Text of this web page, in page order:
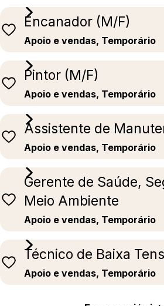
Encanador (M/F)
Apoio e vendas, Temporário
Pintor (M/F)
Apoio e vendas, Temporário
Assistente de
Apoio e vendas, Temporário
Gerente de Saúde,
Meio Ambiente
Apoio e vendas, Temporário
Técnico de Baixa
Apoio e vendas, Temporário